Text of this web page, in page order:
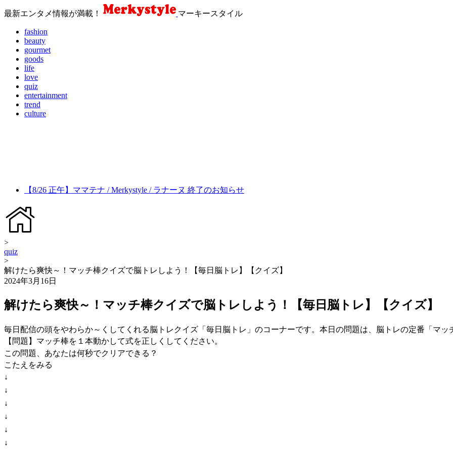
最新エンタメ情報が満載！ マーキースタイル
fashion
beauty
gourmet
goods
life
love
quiz
entertainment
trend
culture
【8/26 正午】ママテナ / Merkystyle / ラナーヌ 終了のお知らせ
>
quiz
>
解けたら爽快～！マッチ棒クイズで脳トレしよう！【毎日脳トレ】【クイズ】
2024年3月16日
解けたら爽快～！マッチ棒クイズで脳トレしよう！【毎日脳トレ】【クイズ】
毎日配信の頭をやわらか～くしてくれる脳トレクイズ「毎日脳トレ」のコーナーです。本日の問題は、脳トレの定番「マッ
【問題】マッチ棒を１本動かして式を正しくしてください。
この問題、あなたは何秒でクリアできる？
こたえをみる
↓
↓
↓
↓
↓
↓